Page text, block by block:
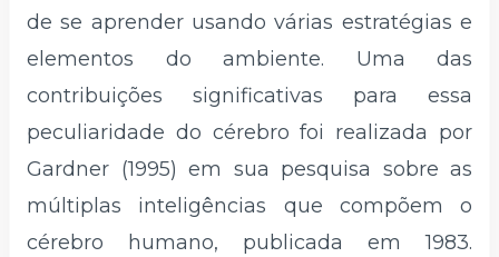
de se aprender usando várias estratégias e
elementos do ambiente. Uma das
contribuições significativas para essa
peculiaridade do cérebro foi realizada por
Gardner (1995) em sua pesquisa sobre as
múltiplas inteligências que compõem o
cérebro humano, publicada em 1983.